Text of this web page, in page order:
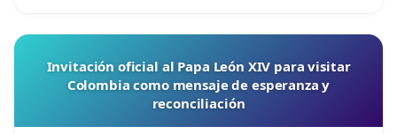
Invitación oficial al Papa León XIV para visitar
Colombia como mensaje de esperanza y
reconciliación